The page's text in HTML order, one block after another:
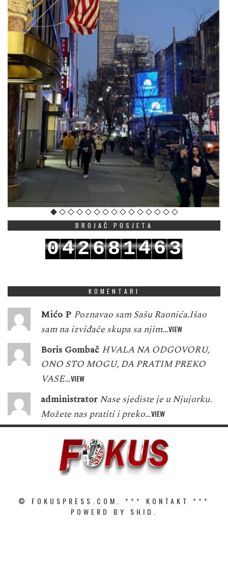
BROJAČ POSJETA
042681463
KOMENTARI
Mićo P Poznavao sam Sašu Raonića.Išao
sam na izviđače skupa sa njim…VIEW
Boris Gombač HVALA NA ODGOVORU,
ONO STO MOGU, DA PRATIM PREKO
VASE…VIEW
administrator Nase sjediste je u Njujorku.
Možete nas pratiti i preko…VIEW
© FOKUSPRESS.COM. *** KONTAKT
***
POWERD BY SHID.